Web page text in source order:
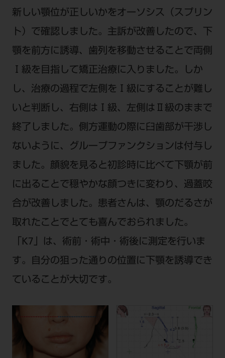
新しい顎位が正しいかをオーソシス（スプリン
ト）で確認しました。主訴が改善したので、下
顎を前方に誘導、歯列を移動させることで両側
Ⅰ級を目指して矯正治療に入りました。しか
し、治療の過程で左側をⅠ級にすることが難し
いと判断し、右側はⅠ級、左側はⅡ級のままで
終了しました。側方運動の際に臼歯部が干渉し
ないように、グループファンクションは付与し
ました。顔貌を見ると初診時に比べて下顎が前
に出ることで穏やかな顔つきに変わり、過蓋咬
合が改善しました。患者さんは、顎のだるさが
取れたことでとても喜んでおられました。
「K7」は、術前・術中・術後に測定を行いま
す。自分の狙った通りの位置に下顎を誘導でき
ていることが大切です。